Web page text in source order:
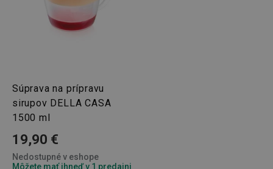
Súprava na prípravu
sirupov DELLA CASA
1500 ml
19,90 €
Nedostupné v eshope
Môžete mať ihneď v 1 predajni